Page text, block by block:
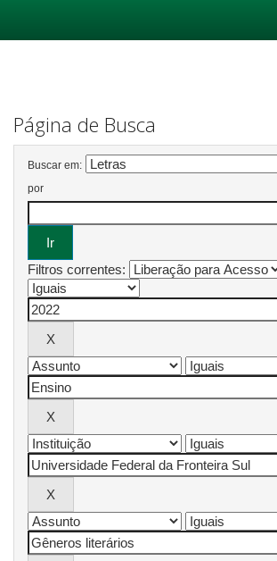
Página de Busca
Buscar em:
por
Filtros correntes: